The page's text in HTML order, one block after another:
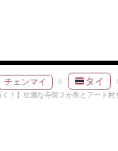
タイ
チェンマイ
く！】壮麗な寺院２か所とアート